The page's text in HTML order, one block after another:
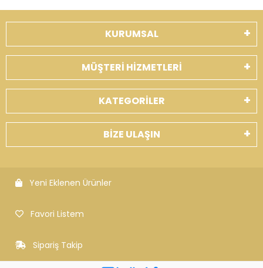
KURUMSAL
MÜŞTERİ HİZMETLERİ
KATEGORİLER
BİZE ULAŞIN
Yeni Eklenen Ürünler
Favori Listem
Sipariş Takip